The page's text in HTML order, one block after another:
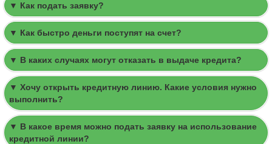
▼ Как подать заявку?
▼ Как быстро деньги поступят на счет?
▼ В каких случаях могут отказать в выдаче кредита?
▼ Хочу открыть кредитную линию. Какие условия нужно
выполнить?
▼ В какое время можно подать заявку на использование
кредитной линии?